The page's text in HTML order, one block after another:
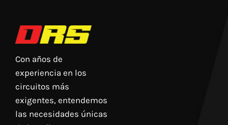
Con años de
experiencia en los
circuitos más
exigentes, entendemos
las necesidades únicas